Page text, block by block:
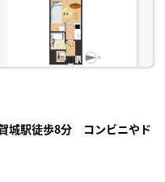
城駅徒歩8分 コンビニやド